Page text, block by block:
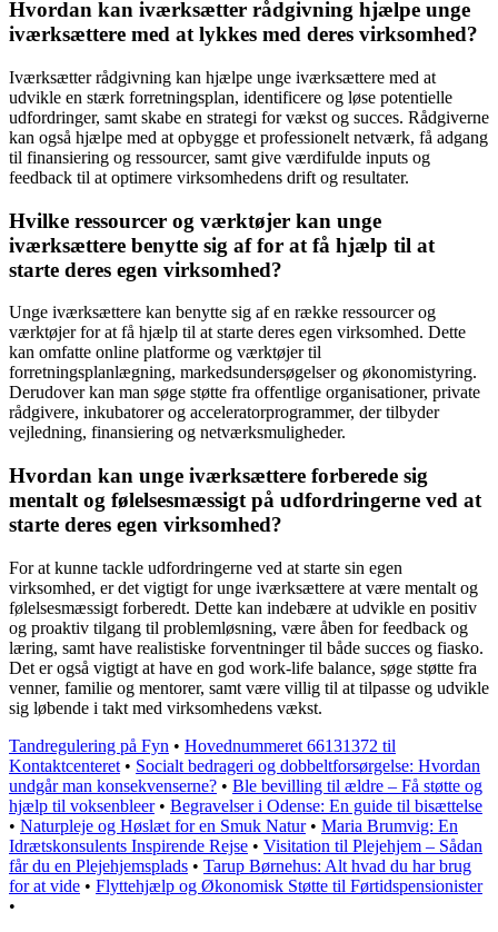
Hvordan kan iværksætter rådgivning hjælpe unge
iværksættere med at lykkes med deres virksomhed?
Iværksætter rådgivning kan hjælpe unge iværksættere med at
udvikle en stærk forretningsplan, identificere og løse potentielle
udfordringer, samt skabe en strategi for vækst og succes. Rådgiverne
kan også hjælpe med at opbygge et professionelt netværk, få adgang
til finansiering og ressourcer, samt give værdifulde inputs og
feedback til at optimere virksomhedens drift og resultater.
Hvilke ressourcer og værktøjer kan unge
iværksættere benytte sig af for at få hjælp til at
starte deres egen virksomhed?
Unge iværksættere kan benytte sig af en række ressourcer og
værktøjer for at få hjælp til at starte deres egen virksomhed. Dette
kan omfatte online platforme og værktøjer til
forretningsplanlægning, markedsundersøgelser og økonomistyring.
Derudover kan man søge støtte fra offentlige organisationer, private
rådgivere, inkubatorer og acceleratorprogrammer, der tilbyder
vejledning, finansiering og netværksmuligheder.
Hvordan kan unge iværksættere forberede sig
mentalt og følelsesmæssigt på udfordringerne ved at
starte deres egen virksomhed?
For at kunne tackle udfordringerne ved at starte sin egen
virksomhed, er det vigtigt for unge iværksættere at være mentalt og
følelsesmæssigt forberedt. Dette kan indebære at udvikle en positiv
og proaktiv tilgang til problemløsning, være åben for feedback og
læring, samt have realistiske forventninger til både succes og fiasko.
Det er også vigtigt at have en god work-life balance, søge støtte fra
venner, familie og mentorer, samt være villig til at tilpasse og udvikle
sig løbende i takt med virksomhedens vækst.
Tandregulering på Fyn • Hovednummeret 66131372 til
Kontaktcenteret • Socialt bedrageri og dobbeltforsørgelse: Hvordan
undgår man konsekvenserne? • Ble bevilling til ældre – Få støtte og
hjælp til voksenbleer• Begravelser i Odense: En guide til bisættelse
• Naturpleje og Høslæt for en Smuk Natur• Maria Brumvig: En
Idrætskonsulents Inspirende Rejse • Visitation til Plejehjem – Sådan
får du en Plejehjemsplads • Tarup Børnehus: Alt hvad du har brug
for at vide • Flyttehjælp og Økonomisk Støtte til Førtidspensionister
•